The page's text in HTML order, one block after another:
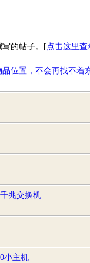
写的帖子。[点击这里
位置，不会再找不着
兆交换机
小主机